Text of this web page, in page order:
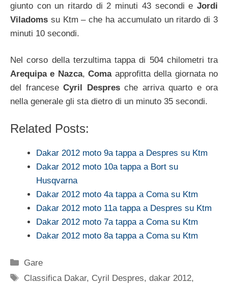
giunto con un ritardo di 2 minuti 43 secondi e Jordi
Viladoms su Ktm – che ha accumulato un ritardo di 3
minuti 10 secondi.
Nel corso della terzultima tappa di 504 chilometri tra
Arequipa e Nazca,Comaapprofitta della giornata no
del franceseCyril Despresche arriva quarto e ora
nella generale gli sta dietro di un minuto 35 secondi.
Related Posts:
Dakar 2012 moto 9a tappa a Despres su Ktm
Dakar 2012 moto 10a tappa a Bort su
Husqvarna
Dakar 2012 moto 4a tappa a Coma su Ktm
Dakar 2012 moto 11a tappa a Despres su Ktm
Dakar 2012 moto 7a tappa a Coma su Ktm
Dakar 2012 moto 8a tappa a Coma su Ktm
Categorie
Gare
Tag
Classifica Dakar, Cyril Despres,dakar 2012,